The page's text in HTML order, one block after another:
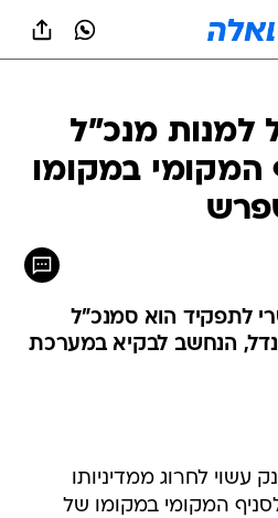
למנות מנכ"ל
המקומי במקומו
לתפקיד הוא סמנכ"ל
הנחשב לבקיא במערכת
עשוי לחרוג ממדיניותו
המקומי במקומו של